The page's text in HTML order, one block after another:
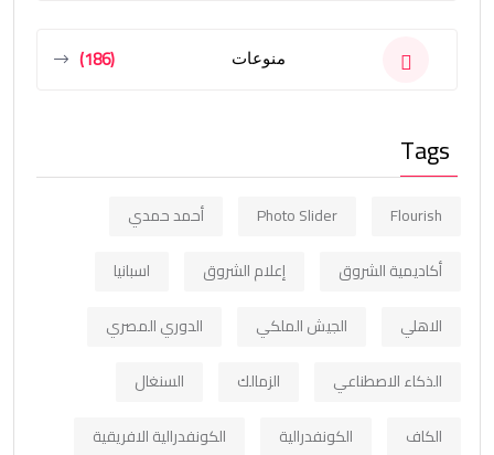
منوعات (186)
Tags
Flourish
Photo Slider
أحمد حمدي
أكاديمية الشروق
إعلام الشروق
اسبانيا
الاهلي
الجيش الملكي
الدوري المصري
الذكاء الاصطناعي
الزمالك
السنغال
الكاف
الكونفدرالية
الكونفدرالية الافريقية